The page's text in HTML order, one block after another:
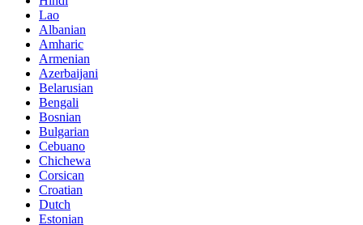
Lao
Albanian
Amharic
Armenian
Azerbaijani
Belarusian
Bengali
Bosnian
Bulgarian
Cebuano
Chichewa
Corsican
Croatian
Dutch
Estonian